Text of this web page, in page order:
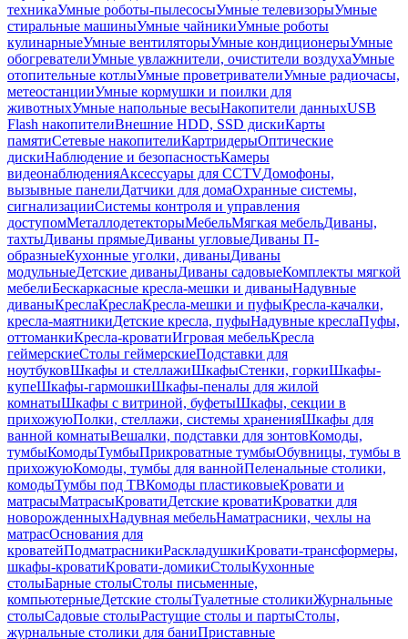
техникаУмные роботы-пылесосыУмные телевизорыУмные
стиральные машиныУмные чайникиУмные роботы
кулинарныеУмные вентиляторыУмные кондиционерыУмные
обогревателиУмные увлажнители, очистители воздухаУмные
отопительные котлыУмные проветривателиУмные радиочасы,
метеостанцииУмные кормушки и поилки для
животныхУмные напольные весыНакопители данныхUSB
Flash накопителиВнешние HDD, SSD дискиКарты
памятиСетевые накопителиКартридерыОптические
дискиНаблюдение и безопасностьКамеры
видеонаблюденияАксессуары для CCTVДомофоны,
вызывные панелиДатчики для домаОхранные системы,
сигнализацииСистемы контроля и управления
доступомМеталлодетекторыМебельМягкая мебельДиваны,
тахтыДиваны прямыеДиваны угловыеДиваны П-
образныеКухонные уголки, диваныДиваны
модульныеДетские диваныДиваны садовыеКомплекты мягкой
мебелиБескаркасные кресла-мешки и диваныНадувные
диваныКреслаКреслаКресла-мешки и пуфыКресла-качалки,
кресла-маятникиДетские кресла, пуфыНадувные креслаПуфы,
оттоманкиКресла-кроватиИгровая мебельКресла
геймерскиеСтолы геймерскиеПодставки для
ноутбуковШкафы и стеллажиШкафыСтенки, горкиШкафы-
купеШкафы-гармошкиШкафы-пеналы для жилой
комнатыШкафы с витриной, буфетыШкафы, секции в
прихожуюПолки, стеллажи, системы храненияШкафы для
ванной комнатыВешалки, подставки для зонтовКомоды,
тумбыКомодыТумбыПрикроватные тумбыОбувницы, тумбы в
прихожуюКомоды, тумбы для ваннойПеленальные столики,
комодыТумбы под ТВКомоды пластиковыеКровати и
матрасыМатрасыКроватиДетские кроватиКроватки для
новорожденныхНадувная мебельНаматрасники, чехлы на
матрасОснования для
кроватейПодматрасникиРаскладушкиКровати-трансформеры,
шкафы-кроватиКровати-домикиСтолыКухонные
столыБарные столыСтолы письменные,
компьютерныеДетские столыТуалетные столикиЖурнальные
столыСадовые столыРастущие столы и партыСтолы,
журнальные столики для баниПриставные